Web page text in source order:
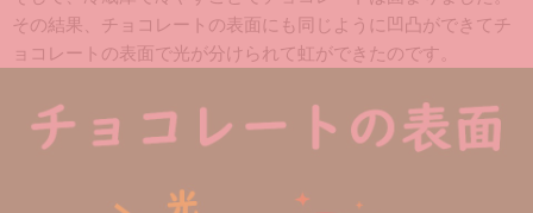
その結果、チョコレートの表面にも同じように凹凸ができてチ
ョコレートの表面で光が分けられて虹ができたのです。